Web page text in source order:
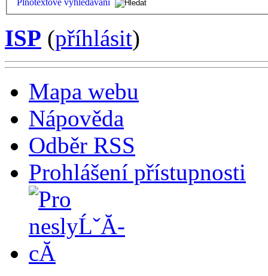
Plnotextové vyhledávání
ISP (příhlásit)
Mapa webu
Nápověda
Odběr RSS
Prohlášení přístupnosti